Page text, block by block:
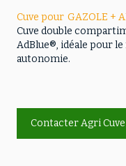
Cuve pour GAZOLE +
Cuve double
AdBlue®, idéale pour
autonomie.
Contacter Agri